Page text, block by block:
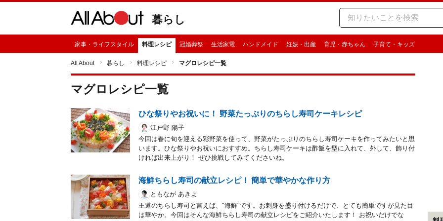
暮らし
家事・ライフスタイル 料理レシピ 冠婚葬祭 生活家電 ハンドメイド 妊娠・出産 育児・赤ちゃん 子育て・キッズ
All About 暮らし 料理レシピ マグロレシピ一覧
マグロ レシピ一覧
ひな祭りやお祝いに！ 野菜たっぷりのちらし寿司ケーキレシピ
江戸野 陽子
今回は春に旬を迎える彩野菜を使って、野菜がたっぷりのちらし寿司ケーキを作ってみたいと思
います。ひな祭りやお祝いにおすすめ。ちらし寿司ケーキは酢飯を型に入れて、外して、飾り付
ければ出来上がり！ ぜひ挑戦してみてくださいね。
海鮮ちらし寿司の献立レシピ！ 簡単で華やかな作り方
ともなが あきよ
王道のちらし寿司と言えば、"海鮮"です。お刺身を盛り付けるだけで、とても簡単ですが見た目
は華やか。今回はそんな海鮮ちらし寿司の献立レシピをご紹介いたします！ お祝いだけでな